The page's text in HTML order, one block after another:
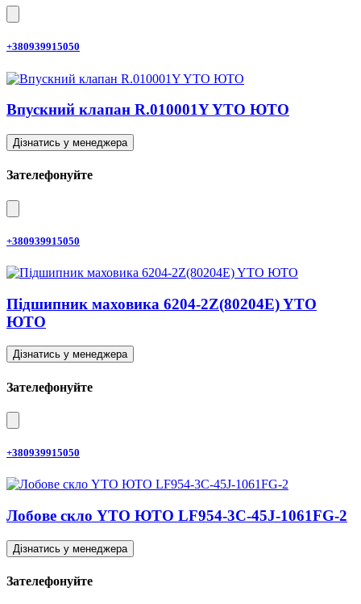
+380939915050
Впускний клапан R.010001Y YTO ЮТО
Дізнатись у менеджера
Зателефонуйте
+380939915050
Підшипник маховика 6204-2Z(80204E) YTO
ЮТО
Дізнатись у менеджера
Зателефонуйте
+380939915050
Лобове скло YTO ЮТО LF954-3C-45J-1061FG-2
Дізнатись у менеджера
Зателефонуйте